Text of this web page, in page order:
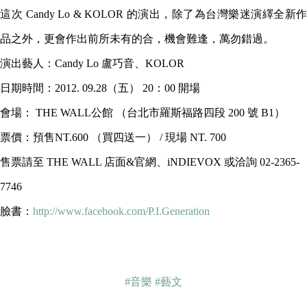
這次 Candy Lo & KOLOR 的演出，除了為台灣樂迷演繹全新作
品之外，更會作出前所未有的合，機會難逢，萬勿錯過。
演出藝人：Candy Lo 盧巧音、KOLOR
日期時間：2012. 09.28（五） 20：00 開場
會場： THE WALL公館 （台北市羅斯福路四段 200 號 B1）
票價：預售NT.600 （買四送一） / 現場 NT. 700
售票請至 THE WALL 店面&官網、iNDIEVOX 或洽詢 02-2365-
7746
臉書： http://www.facebook.com/P.I.Generation
#音樂 #藝文